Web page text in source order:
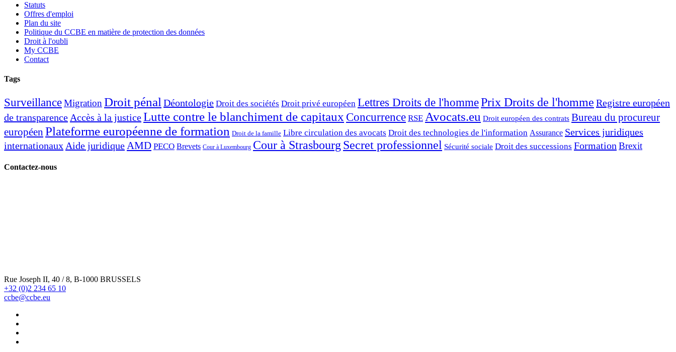
Statuts
Offres d'emploi
Plan du site
Politique du CCBE en matière de protection des données
Droit à l'oubli
My CCBE
Contact
Tags
SurveillanceMigration Droit pénal Déontologie Droit des sociétés Droit privé européen Lettres Droits de l'hommePrix Droits de l'homme Registre européen
de transparence Accès à la justiceLutte contre le blanchiment de capitaux Concurrence RSE Avocats.eu Droit européen des contrats Bureau du procureur
européen Plateforme européenne de formation Droit de la famille Libre circulation des avocats Droit des technologies de l'information Assurance Services juridiques
internationaux Aide juridique AMD PECO Brevets Cour à Luxembourg Cour à Strasbourg Secret professionnel Sécurité sociale Droit des successions Formation Brexit
Contactez-nous
Rue Joseph II, 40 / 8, B-1000 BRUSSELS
+32 (0)2 234 65 10
ccbe@ccbe.eu